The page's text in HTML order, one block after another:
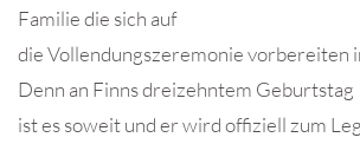
Familie die sich auf
die Vollendungszeremonie vorbereiten
Denn an Finns dreizehntem Geburtstag
ist es soweit und er wird offiziell zum